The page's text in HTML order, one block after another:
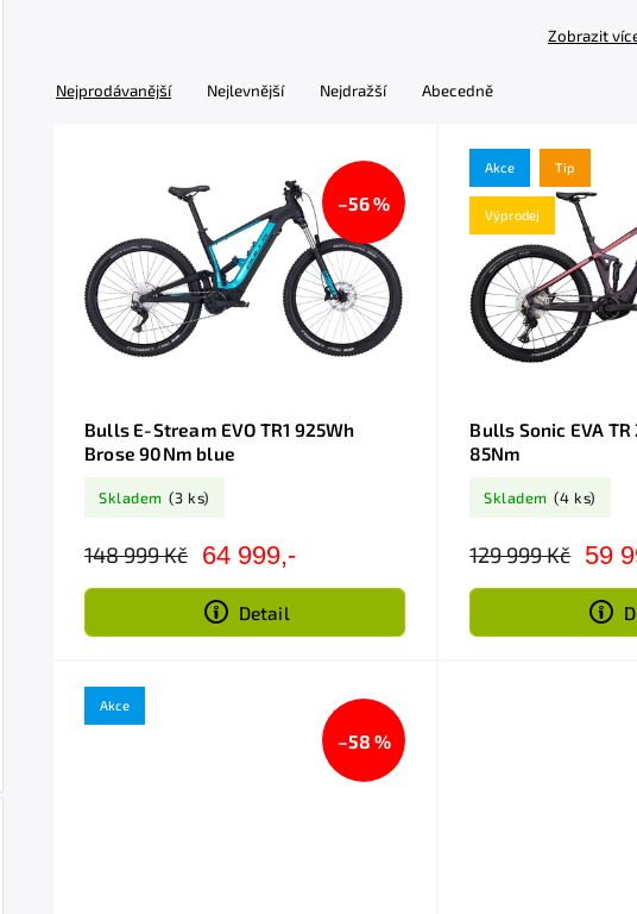
Zobrazit
Nejprodávanější Nejlevnější Nejdražší Abecedně
–56 %
Bulls E-Stream EVO TR1 925Wh
Brose 90Nm blue
Skladem (3 ks)
148 999 Kč 64 999,-
Detail
Akce Tip
Výprodej
Bulls Sonic EVA TR 2 27,5"
85Nm
Skladem (4 ks)
129 999 Kč 59
Akce
–58 %